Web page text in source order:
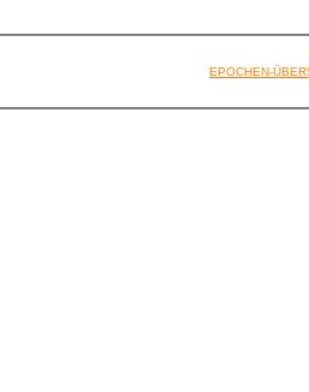
EPOCHEN-